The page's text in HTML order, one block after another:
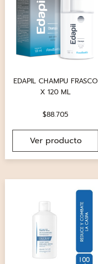
EDAPIL CHAMPU FRASCO
X 120 ML
$88.705
Ver producto